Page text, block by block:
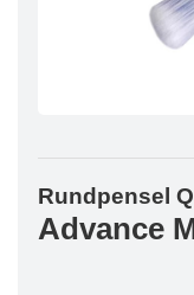
Rundpensel
Advance